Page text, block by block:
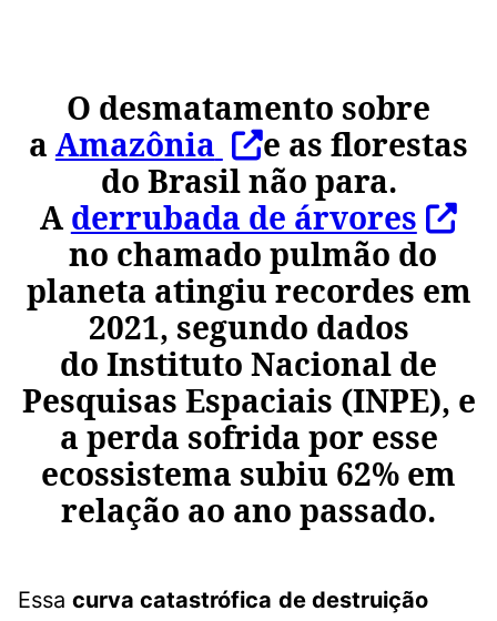
O desmatamento sobre
a Amazônia
e as florestas
do Brasil não para.
A derrubada de árvores
no chamado pulmão do
planeta atingiu recordes em
2021, segundo dados
do Instituto Nacional de
Pesquisas Espaciais (INPE), e
a perda sofrida por esse
ecossistema subiu 62% em
relação ao ano passado.
Essa curva catastrófica de destruição